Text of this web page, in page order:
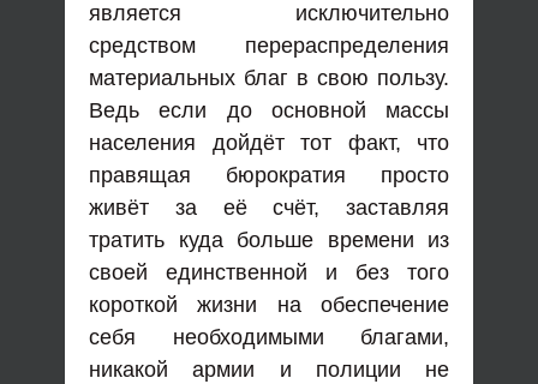
является исключительно
средством перераспределения
материальных благ в свою пользу.
Ведь если до основной массы
населения дойдёт тот факт, что
правящая бюрократия просто
живёт за её счёт, заставляя
тратить куда больше времени из
своей единственной и без того
короткой жизни на обеспечение
себя необходимыми благами,
никакой армии и полиции не